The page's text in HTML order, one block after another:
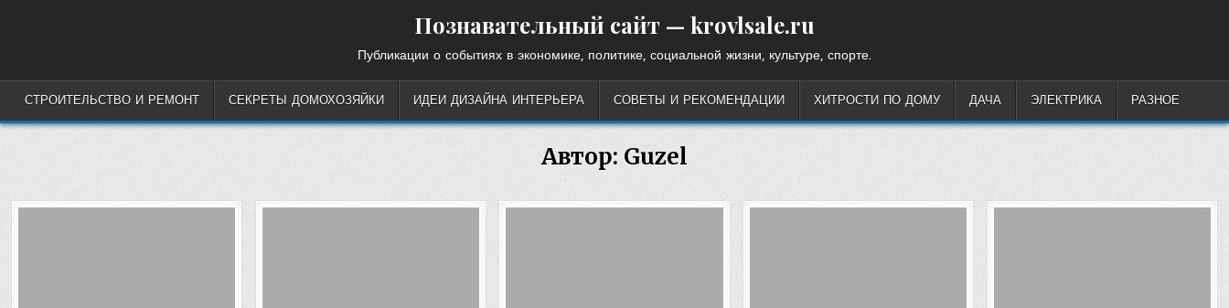
Познавательный сайт — krovlsale.ru
Публикации о событиях в экономике, политике, социальной жизни, культуре, спорте.
СТРОИТЕЛЬСТВО И РЕМОНТ СЕКРЕТЫ ДОМОХОЗЯЙКИ ИДЕИ ДИЗАЙНА ИНТЕРЬЕРА СОВЕТЫ И РЕКОМЕНДАЦИИ ХИТРОСТИ ПО ДОМУ ДАЧА ЭЛЕКТРИКА РАЗНОЕ
Автор: Guzel